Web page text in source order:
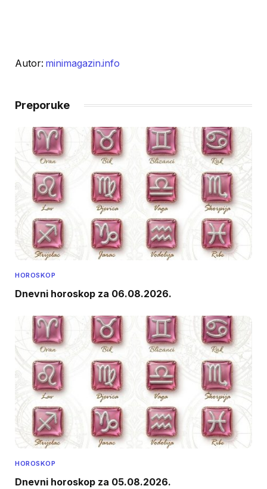
Autor: minimagazin.info
Preporuke
HOROSKOP
Dnevni horoskop za 06.08.2026.
HOROSKOP
Dnevni horoskop za 05.08.2026.